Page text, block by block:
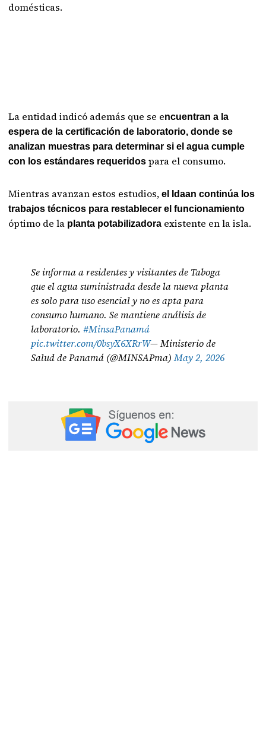
domésticas.
La entidad indicó además que se encuentran a la
espera de la certificación de laboratorio, donde se
analizan muestras para determinar si el agua cumple
con los estándares requeridospara el consumo.
Mientras avanzan estos estudios, el Idaan continúa los
trabajos técnicos para restablecer el funcionamiento
óptimo de la planta potabilizadora existente en la isla.
Se informa a residentes y visitantes de Taboga
que el agua suministrada desde la nueva planta
es solo para uso esencial y no es apta para
consumo humano. Se mantiene análisis de
laboratorio.#MinsaPanamá
pic.twitter.com/0bsyX6XRrW— Ministerio de
Salud de Panamá (@MINSAPma)May 2, 2026